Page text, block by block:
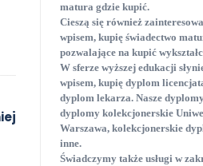
matura gdzie kupić.
Cieszą się również
wpisem, kupię świadectwo
pozwalające na kupić
W sferze wyższej edukacji
wpisem, kupię dyplom
dyplom lekarza. Nasze
dyplomy kolekcjonerskie
Warszawa, kolekcjonerskie
inne.
Świadczymy także usługi w